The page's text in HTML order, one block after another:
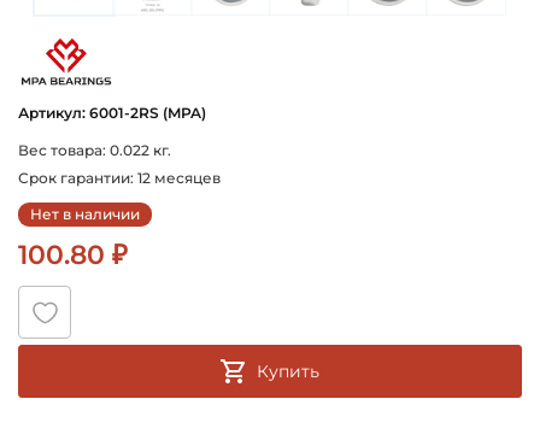
Артикул: 6001-2RS (MPA)
Вес товара: 0.022 кг.
Срок гарантии: 12 месяцев
Нет в наличии
100.80 ₽
Купить